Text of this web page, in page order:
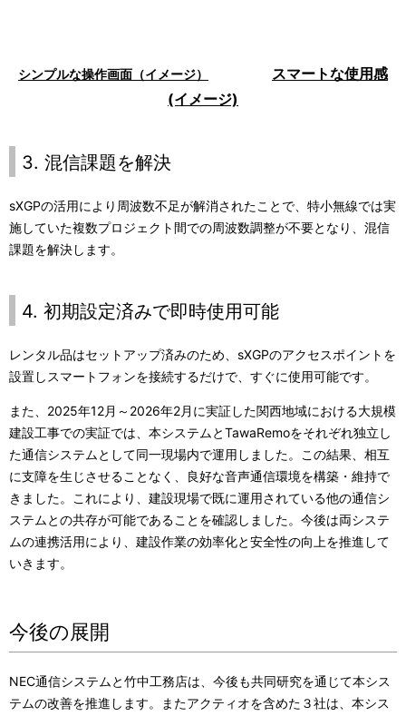
シンプルな操作画面（イメージ）
スマートな使用感
(イメージ)
3. 混信課題を解決
sXGPの活用により周波数不足が解消されたことで、特小無線では実
施していた複数プロジェクト間での周波数調整が不要となり、混信
課題を解決します。
4. 初期設定済みで即時使用可能
レンタル品はセットアップ済みのため、 sXGPのアクセスポイントを
設置しスマートフォンを接続するだけで、すぐに使用可能です。
また、 2025年12月～ 2026年2月に実証した関西地域における大規模
建設工事での実証では、本システムとTawaRemoをそれぞれ独立し
た通信システムとして同一現場内で運用しました。この結果、相互
に支障を生じさせることなく、良好な音声通信環境を構築・維持で
きました。これにより、建設現場で既に運用されている他の通信シ
ステムとの共存が可能であることを確認しました。今後は両システ
ムの連携活用により、建設作業の効率化と安全性の向上を推進して
いきます。
今後の展開
NEC通信システムと竹中工務店は、今後も共同研究を通じて本シス
テムの改善を推進します。またアクティオを含めた３社は、本シス